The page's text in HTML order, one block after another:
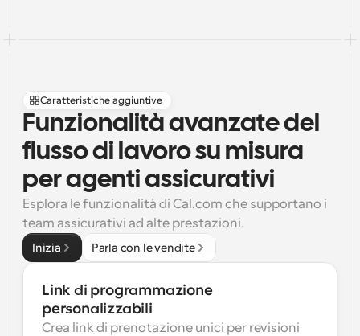
Caratteristiche aggiuntive
Funzionalità avanzate del
flusso di lavoro su misura
per agenti assicurativi
Esplora le funzionalità di Cal.com che supportano i
team assicurativi ad alte prestazioni.
Inizia Parla con le vendite
Link di programmazione
personalizzabili
Crea link di prenotazione unici per revisioni